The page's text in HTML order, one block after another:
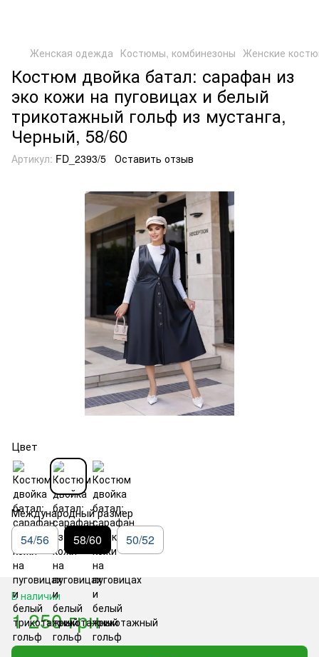
Женская одежда Костюмы, комбинезоны Женские
Костюм двойка батал: сарафан из
эко кожи на пуговицах и белый
трикотажный гольф из мустанга,
Черный, 58/60
Артикул: FD_2393/5 Оставить отзыв
Цвет
Международный размер
54/56 58/60 50/52
В наличии
1 250 грн